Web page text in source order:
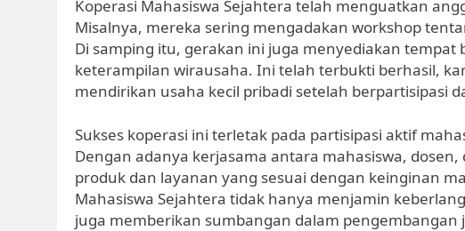
Koperasi Mahasiswa Sejahtera telah menguatkan
Misalnya, mereka sering mengadakan workshop
Di samping itu, gerakan ini juga menyediakan
keterampilan wirausaha. Ini telah terbukti berhasil,
mendirikan usaha kecil pribadi setelah berpartisipasi
Sukses koperasi ini terletak pada partisipasi aktif
Dengan adanya kerjasama antara mahasiswa,
produk dan layanan yang sesuai dengan keinginan
Mahasiswa Sejahtera tidak hanya menjamin
juga memberikan sumbangan dalam